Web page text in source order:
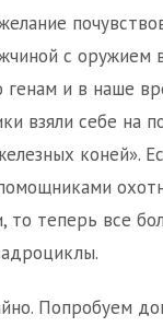
с оружием
генам и в наше
взяли себе на
коней».
то теперь все
Попробуем